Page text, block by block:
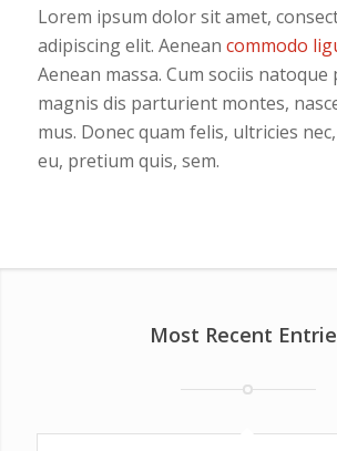
Lorem ipsum dolor sit amet,
adipiscing elit. Aenean commodo
Aenean massa. Cum sociis
magnis dis parturient montes,
mus. Donec quam felis, ultricies
eu, pretium quis, sem.
Most Recent